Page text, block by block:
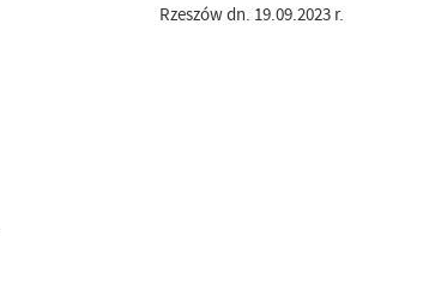
Rzeszów dn. 19.09.2023 r.